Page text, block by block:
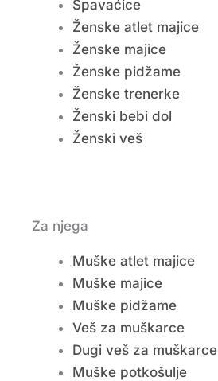
Spavaćice
Ženske atlet majice
Ženske majice
Ženske pidžame
Ženske trenerke
Ženski bebi dol
Ženski veš
Za njega
Muške atlet majice
Muške majice
Muške pidžame
Veš za muškarce
Dugi veš za muškarce
Muške potkošulje